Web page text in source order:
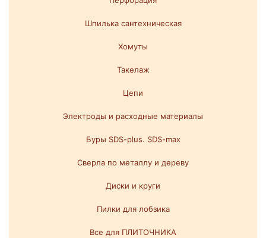
Шпилька сантехническая
Хомуты
Такелаж
Цепи
Электроды и расходные материалы
Буры SDS-plus. SDS-max
Сверла по металлу и дереву
Диски и круги
Пилки для лобзика
Все для ПЛИТОЧНИКА